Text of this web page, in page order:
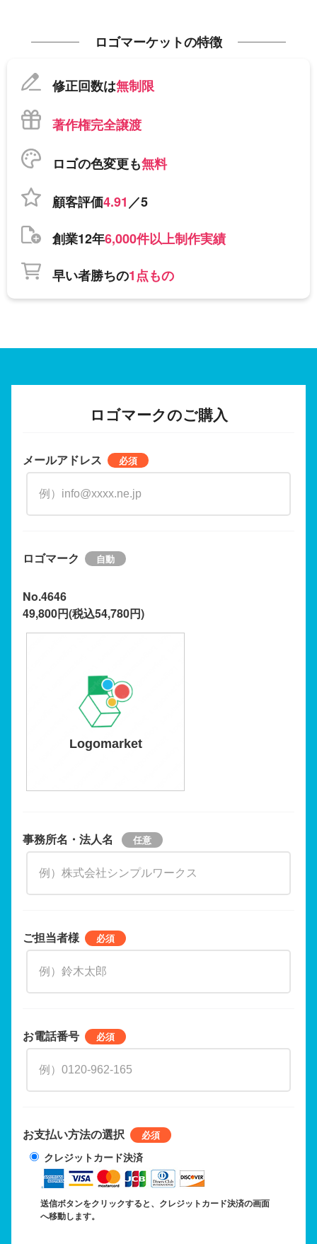
ロゴマーケットの特徴
修正回数は無制限
著作権完全譲渡
ロゴの色変更も無料
顧客評価4.91／5
創業12年6,000件以上制作実績
早い者勝ちの1点もの
ロゴマークのご購入
メールアドレス
ロゴマーク
No.4646
49,800円(税込54,780円)
Logomarket
事務所名・法人名
ご担当者様
お電話番号
お支払い方法の選択
クレジットカード決済
送信ボタンをクリックすると、クレジットカード決済の画面
へ移動します。